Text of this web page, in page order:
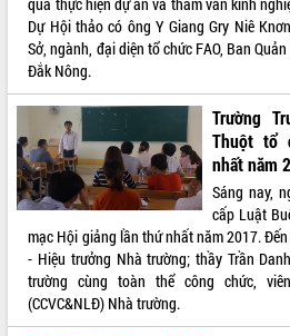
Tập huấn nâng cao năng lực triển khai
chuyển đổi số cho cán bộ, công chức
cấp xã
Đắk Lắk phát động hưởng ứng Ngày
Quyền của người tiêu dùng Việt Nam
Đẩy mạnh cải cách hành chính, quyết
tâm đạt được mục tiêu tăng trưởng
hai con số trong năm 2026
Tổ chức trang trọng Lễ hội Đền thờ
Lương Văn Chánh năm 2026
Phó Bí thư Tỉnh ủy Đắk Lắk Đỗ Hữu
Huy giữ chức Bí thư Đảng ủy Ủy Ban
Dự Hội thảo có ông Y Giang Gry Niê
Sở, ngành, đại diện tổ chức FAO, Ban
Đắk Nông.
Trường
Thuột tổ
nhất năm
Sáng nay,
cấp Luật
mạc Hội giảng lần thứ nhất năm 2017.
- Hiệu trưởng Nhà trường; thầy Trần
trường cùng toàn thể công chức,
(CCVC&NLĐ) Nhà trường.